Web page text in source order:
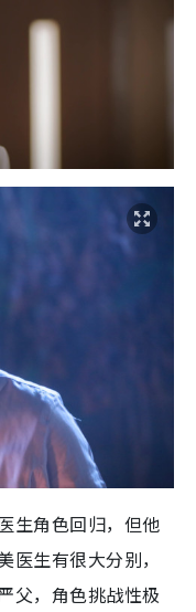
生角色回归，但他
生有很大分别，
父，角色挑战性极